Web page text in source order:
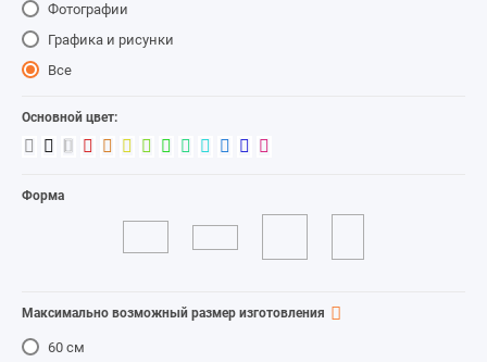
Фотографии
Графика и рисунки
Все
Основной цвет:
Форма
Максимально возможный размер изготовления
60 см